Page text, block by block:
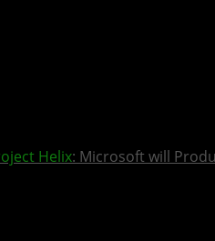
Helix: Microsoft will